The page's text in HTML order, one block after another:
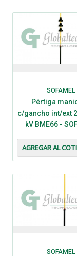
SOFAMEL
Pértiga
c/gancho int/ext
kV BME66 -
AGREGAR AL
SOFAMEL